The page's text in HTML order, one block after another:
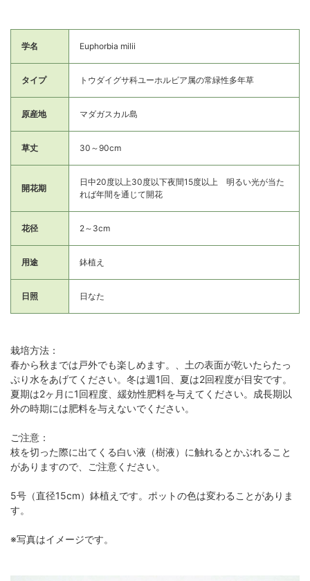
学名 Euphorbia milii
タイプ トウダイグサ科ユーホルビア属の常緑性多年草
原産地 マダガスカル島
草丈 30～90cm
開花期
日中20度以上30度以下夜間15度以上 明るい光が当た
れば年間を通じて開花
花径 2～3cm
用途 鉢植え
日照 日なた
栽培方法：
春から秋までは戸外でも楽しめます。、土の表面が乾いたらたっ
ぷり水をあげてください。冬は週1回、夏は2回程度が目安です。
夏期は2ヶ月に1回程度、緩効性肥料を与えてください。成長期以
外の時期には肥料を与えないでください。
ご注意：
枝を切った際に出てくる白い液（樹液）に触れるとかぶれること
がありますので、ご注意ください。
5号（直径15cm）鉢植えです。ポットの色は変わることがありま
す。
※写真はイメージです。